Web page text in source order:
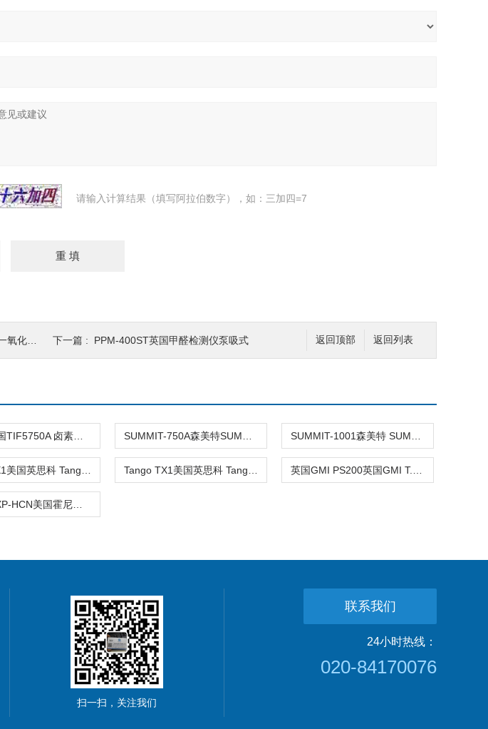
请输入计算结果（填写阿拉伯数字），如：三加四=7
返回列表
返回顶部
检测 下一篇 : PPM-400ST英国甲醛检测仪泵吸式
扫一扫，关注我们
联系我们
24小时热线：
020-84170076